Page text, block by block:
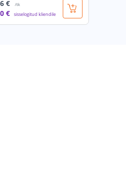
€ /tk
€ sisselogitud kliendile